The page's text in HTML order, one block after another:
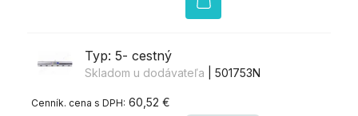
Typ: 5- cestný
Skladom u dodávateľa | 501753N
60,52 €